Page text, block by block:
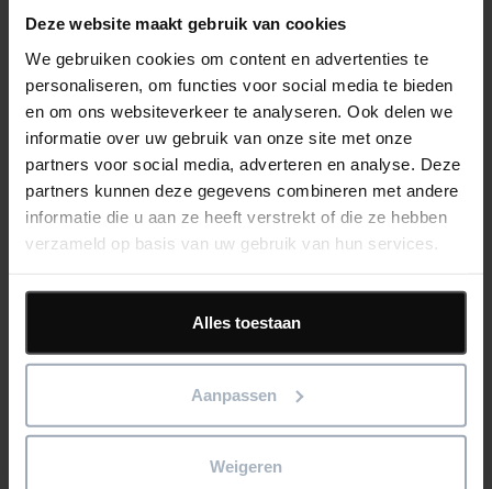
Deze website maakt gebruik van cookies
We gebruiken cookies om content en advertenties te
personaliseren, om functies voor social media te bieden
en om ons websiteverkeer te analyseren. Ook delen we
informatie over uw gebruik van onze site met onze
partners voor social media, adverteren en analyse. Deze
partners kunnen deze gegevens combineren met andere
informatie die u aan ze heeft verstrekt of die ze hebben
verzameld op basis van uw gebruik van hun services.
Alles toestaan
Aanpassen
Weigeren
Klantcase juni ’25: Thunnissen Heemstede
Read more
Eleco NL Klantcases
Klantcase mei ’25: Jos Vrolijk Zevenbergen